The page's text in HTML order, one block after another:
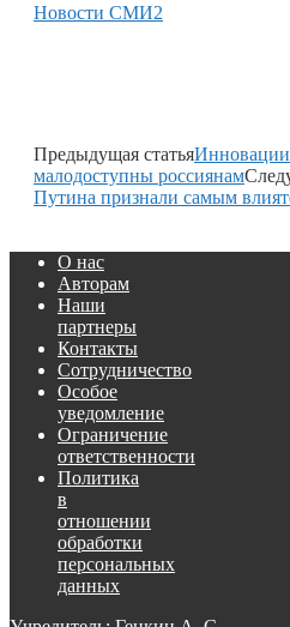
Новости СМИ2
Предыдущая статьяИнновации
малодоступны россиянам
Путина признали самым
О нас
Авторам
Наши
партнеры
Контакты
Сотрудничество
Особое
уведомление
Ограничение
ответственности
Политика
в
отношении
обработки
персональных
данных